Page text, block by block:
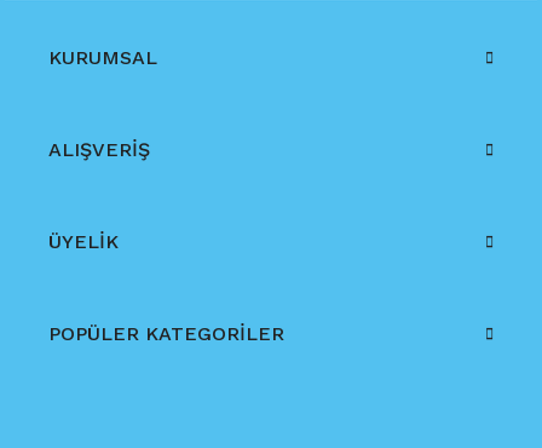
KURUMSAL
ALIŞVERİŞ
ÜYELİK
POPÜLER KATEGORİLER